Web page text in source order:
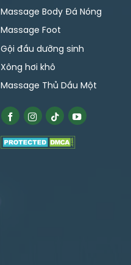
Massage Body Đá Nóng
Massage Foot
Gội đầu dưỡng sinh
Xông hơi khô
Massage Thủ Dầu Một